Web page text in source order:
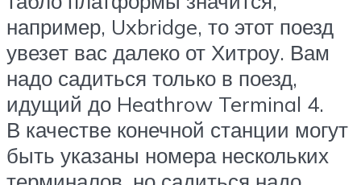
например, Uxbridge, то этот поезд
увезет вас далеко от Хитроу. Вам
надо садиться только в поезд,
идущий до Heathrow Terminal 4.
В качестве конечной станции могут
быть указаны номера нескольких